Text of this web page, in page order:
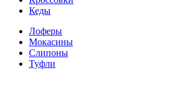
Кеды
Лоферы
Мокасины
Слипоны
Туфли